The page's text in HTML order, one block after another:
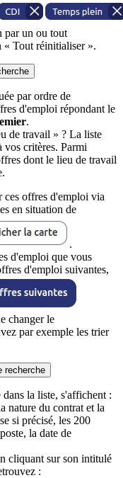
par un ou tout
« Tout réinitialiser ».
par ordre de
d'emploi répondant le
.
de travail » ? La liste
vos critères. Parmi
dont le lieu de travail
ces offres d'emploi via
en situation de
.
d'emploi que vous
d'emploi suivantes,
changer le
par exemple les trier
recherche
la liste, s'affichent :
nature du contrat et la
si précisé, les 200
la date de
cliquant sur son intitulé
: